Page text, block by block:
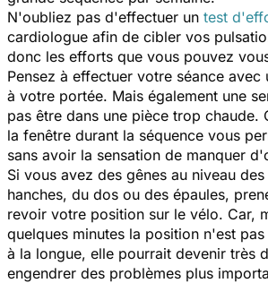
N'oubliez pas d'effectuer un test
cardiologue afin de cibler vos
donc les efforts que vous pouvez
Pensez à effectuer votre séance
à votre portée. Mais également une
pas être dans une pièce trop chaude.
la fenêtre durant la séquence vous
sans avoir la sensation de manquer
Si vous avez des gênes au niveau
hanches, du dos ou des épaules,
revoir votre position sur le vélo. Car,
quelques minutes la position n'est
à la longue, elle pourrait devenir très
engendrer des problèmes plus